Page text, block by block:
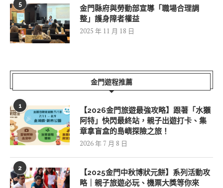
5
金門縣府與勞動部宣導「職場合理調
整」護身障者權益
2025 年 11 月 18 日
金門遊程推薦
1
【2026金門旅遊最強攻略】跟著「水獺
阿特」快閃最終站，親子出遊打卡、集
章拿盲盒的島嶼探險之旅！
2026 年 7 月 8 日
2
【2025金門中秋博狀元餅】系列活動攻
略｜親子旅遊必玩、機票大獎等你來